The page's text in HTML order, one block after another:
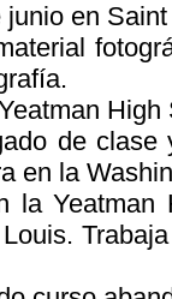
junio en
de
en la
la